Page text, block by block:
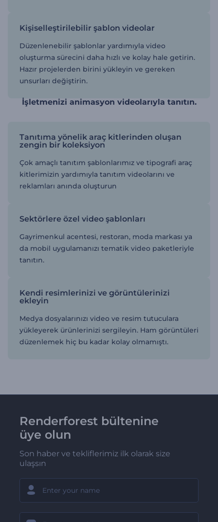
Kişiselleştirilebilir şablon videolar
Düzenlenebilir şablonlar yardımıyla video
oluşturma sürecini daha hızlı ve kolay hale getirin.
Hazır projelerden birini yükleyin ve gereken
unsurları değiştirin.
İşletmenizi animasyon videolarıyla tanıtın.
Tanıtıma yönelik araç kitlerinden oluşan
zengin bir koleksiyon
Çok amaçlı tanıtım şablonlarımız ve tipografi araç
kitlerimizin yardımıyla tanıtım videolarını ve
reklamları anında oluşturun
Sektörlere özel video şablonları
Gayrimenkul acentesi, restoran, moda markası ya
da mobil uygulamanızı tematik video paketleriyle
tanıtın.
Kendi resimlerinizi ve görüntülerinizi
ekleyin
Medya dosyalarınızı video ve resim tutuculara
yükleyerek ürünlerinizi sergileyin. Ham görüntüleri
düzenlemek hiç bu kadar kolay olmamıştı.
Renderforest bültenine
üye olun
Son haber ve tekliflerimiz ilk olarak size
ulaşsın